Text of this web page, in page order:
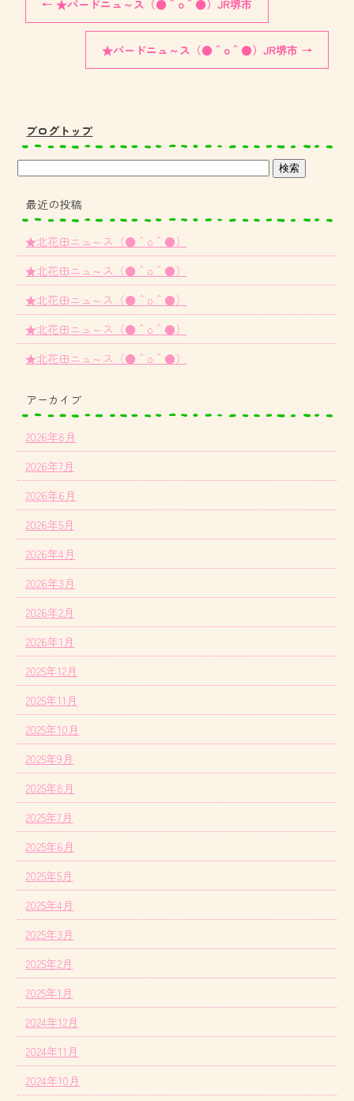
← ★バードニュ～ス（●＾o＾●）JR堺市
★バードニュ～ス（●＾o＾●）JR堺市 →
ブログトップ
最近の投稿
★北花田ニュ～ス（●＾o＾●）
★北花田ニュ～ス（●＾o＾●）
★北花田ニュ～ス（●＾o＾●）
★北花田ニュ～ス（●＾o＾●）
★北花田ニュ～ス（●＾o＾●）
アーカイブ
2026年8月
2026年7月
2026年6月
2026年5月
2026年4月
2026年3月
2026年2月
2026年1月
2025年12月
2025年11月
2025年10月
2025年9月
2025年8月
2025年7月
2025年6月
2025年5月
2025年4月
2025年3月
2025年2月
2025年1月
2024年12月
2024年11月
2024年10月